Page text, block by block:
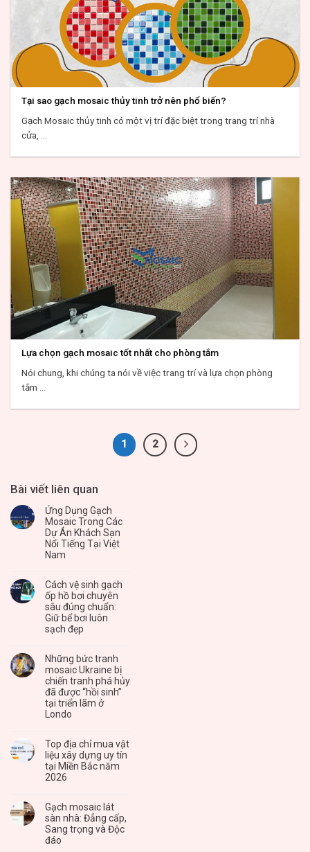
Tại sao gạch mosaic thủy tinh trở nên phổ biến?
Gạch Mosaic thủy tinh có một vị trí đặc biệt trong trang trí nhà
cửa, ...
Lựa chọn gạch mosaic tốt nhất cho phòng tắm
Nói chung, khi chúng ta nói về việc trang trí và lựa chọn phòng
tắm ...
1 2
Bài viết liên quan
Ứng Dụng Gạch
Mosaic Trong Các
Dự Án Khách Sạn
Nổi Tiếng Tại Việt
Nam
Cách vệ sinh gạch
ốp hồ bơi chuyên
sâu đúng chuẩn:
Giữ bể bơi luôn
sạch đẹp
Những bức tranh
mosaic Ukraine bị
chiến tranh phá hủy
đã được “hồi sinh”
tại triển lãm ở
Londo
Top địa chỉ mua vật
liệu xây dựng uy tín
tại Miền Bắc năm
2026
Gạch mosaic lát
sàn nhà: Đẳng cấp,
Sang trọng và Độc
đáo